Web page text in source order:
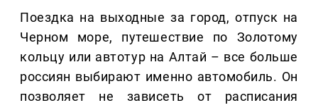
Поездка на выходные за город, отпуск на
Черном море, путешествие по Золотому
кольцу или автотур на Алтай – все больше
россиян выбирают именно автомобиль. Он
позволяет не зависеть от расписания